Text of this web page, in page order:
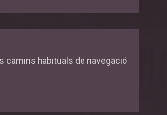
camins habituals de navegació